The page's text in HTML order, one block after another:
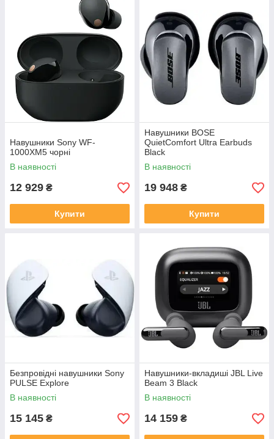
Навушники Sony WF-
1000XM5 чорні
В наявності
12 929 ₴
Купити
Навушники BOSE
QuietComfort Ultra Earbuds
Black
В наявності
19 948 ₴
Купити
Безпровідні навушники Sony
PULSE Explore
В наявності
15 145 ₴
Навушники-вкладиші JBL Live
Beam 3 Black
В наявності
14 159 ₴